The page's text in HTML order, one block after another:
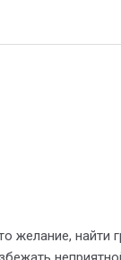
желание, найти